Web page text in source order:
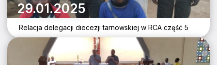
29.01.2025
Relacja delegacji diecezji tarnowskiej w RCA część 5